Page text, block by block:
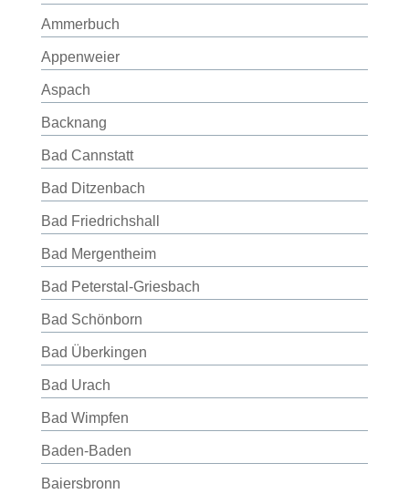
Ammerbuch
Appenweier
Aspach
Backnang
Bad Cannstatt
Bad Ditzenbach
Bad Friedrichshall
Bad Mergentheim
Bad Peterstal-Griesbach
Bad Schönborn
Bad Überkingen
Bad Urach
Bad Wimpfen
Baden-Baden
Baiersbronn